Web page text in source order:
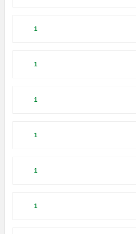
1
1
1
1
1
1